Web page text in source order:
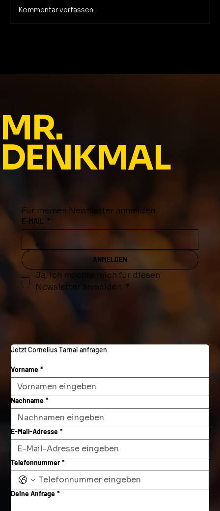
Kommentar verfassen...
MR.
DENKMAL
Für meinen Newsletter anmelden
E-MAIL *
ANMELDEN
Ja, ich möchte mich für diesen
Newsletter anmelden. *
Jetzt Cornelius Tarnai anfragen
Vorname *
Nachname *
E-Mail-Adresse *
Telefonnummer *
Deine Anfrage *